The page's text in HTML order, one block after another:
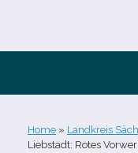
Home » Landkreis
Liebstadt: Rotes